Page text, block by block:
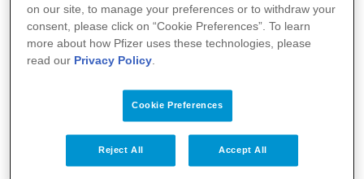
Kullanım Koşulları
Aydınlatma Metni
on our site, to manage your preferences or to withdraw your
consent, please click on “Cookie Preferences”. To learn
more about how Pfizer uses these technologies, please
read our Privacy Policy
Cookie Preferences
Reject All Accept All